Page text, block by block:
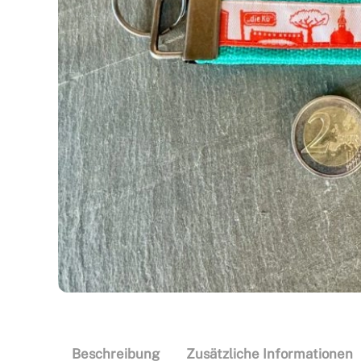
Beschreibung Zusätzliche Informationen